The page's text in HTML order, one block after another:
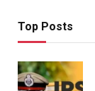
Top Posts